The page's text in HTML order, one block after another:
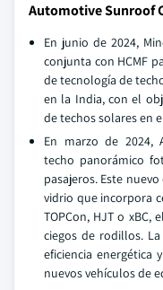
Automotive Sunroof
En junio de 2024,
conjunta con HCMF
de tecnología de
en la India, con el
de techos solares en
En marzo de 2024,
techo panorámico
pasajeros. Este
vidrio que incorpora
TOPCon, HJT o xBC,
ciegos de rodillos.
eficiencia energética
nuevos vehículos de